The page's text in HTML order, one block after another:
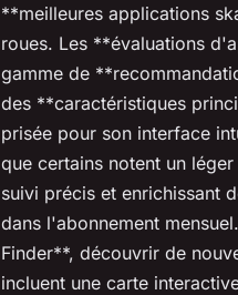
**meilleures applications
roues. Les **évaluations
gamme de
des **caractéristiques
prisée pour son interface
que certains notent un
suivi précis et enrichissant
dans l'abonnement
Finder**, découvrir de
incluent une carte